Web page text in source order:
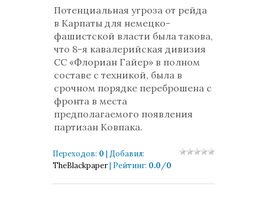
Потенциальная угроза от рейда
в Карпаты для немецко-
фашистской власти была такова,
что 8-я кавалерийская дивизия
СС «Флориан Гайер» в полном
составе с техникой, была в
срочном порядке переброшена с
фронта в места
предполагаемого появления
партизан Ковпака.
Переходов: 0 | Добавил:
TheBlackpaper| Рейтинг: 0.0/0